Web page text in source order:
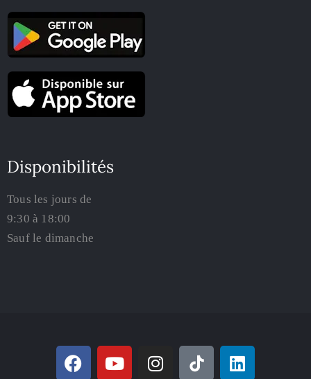
Disponibilités
Tous les jours de
9:30 à 18:00
Sauf le dimanche